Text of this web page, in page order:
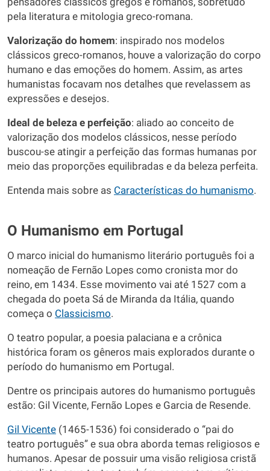
pela literatura e mitologia greco-romana.
Valorização do homem: inspirado nos modelos
clássicos greco-romanos, houve a valorização do corpo
humano e das emoções do homem. Assim, as artes
humanistas focavam nos detalhes que revelassem as
expressões e desejos.
Ideal de beleza e perfeição: aliado ao conceito de
valorização dos modelos clássicos, nesse período
buscou-se atingir a perfeição das formas humanas por
meio das proporções equilibradas e da beleza perfeita.
Entenda mais sobre as Características do humanismo.
O Humanismo em Portugal
O marco inicial do humanismo literário português foi a
nomeação de Fernão Lopes como cronista mor do
reino, em 1434. Esse movimento vai até 1527 com a
chegada do poeta Sá de Miranda da Itália, quando
começa o Classicismo.
O teatro popular, a poesia palaciana e a crônica
histórica foram os gêneros mais explorados durante o
período do humanismo em Portugal.
Dentre os principais autores do humanismo português
estão: Gil Vicente, Fernão Lopes e Garcia de Resende.
Gil Vicente (1465-1536) foi considerado o “pai do
teatro português” e sua obra aborda temas religiosos e
humanos. Apesar de possuir uma visão religiosa cristã